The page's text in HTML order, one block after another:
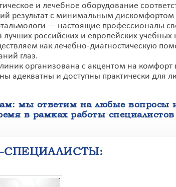
и лечебное оборудование
результат с минимальным дискомфортом
— настоящие профессионалы
лучших российских и европейских учебных
как лечебно-диагностическую
глаз.
организована с акцентом на
адекватны и доступны практически для
мы ответим на любые вопросы
в рамках работы
СПЕЦИАЛИСТЫ: